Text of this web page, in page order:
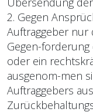
2. Gegen
Auftraggeber nur
Gegen-
oder ein
ausgenom-men
Auftraggebers